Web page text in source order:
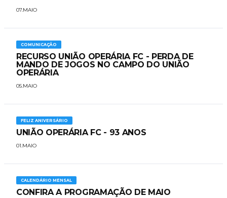
07.MAIO
COMUNICAÇÃO
RECURSO UNIÃO OPERÁRIA FC - PERDA DE
MANDO DE JOGOS NO CAMPO DO UNIÃO
OPERÁRIA
05.MAIO
FELIZ ANIVERSÁRIO
UNIÃO OPERÁRIA FC - 93 ANOS
01.MAIO
CALENDÁRIO MENSAL
CONFIRA A PROGRAMAÇÃO DE MAIO